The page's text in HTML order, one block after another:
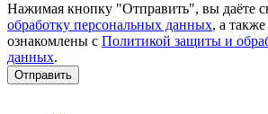
Нажимая кнопку "Отправить", вы даёте
обработку персональных данных, а
ознакомлены с Политикой защиты и
данных.
Отправить